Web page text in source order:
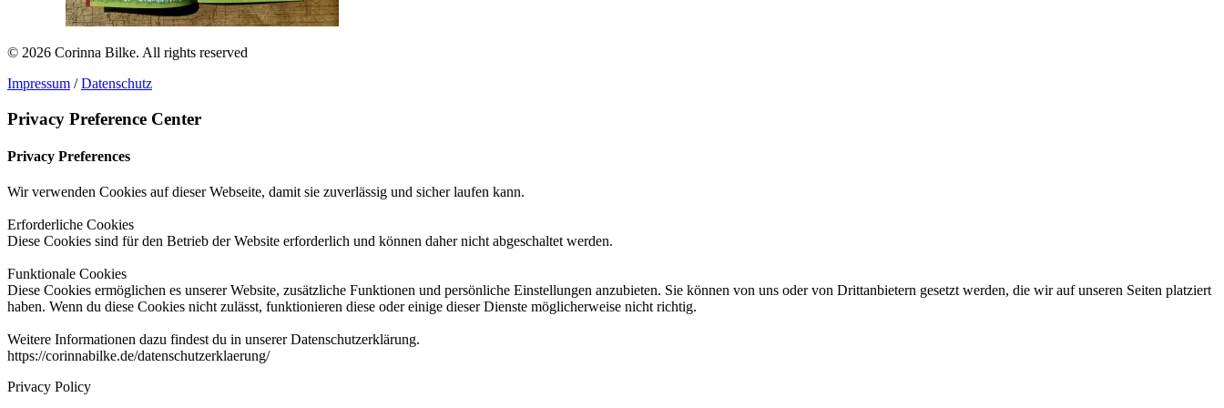
© 2026 Corinna Bilke. All rights reserved
Impressum /Datenschutz
Privacy Preference Center
Privacy Preferences
Wir verwenden Cookies auf dieser Webseite, damit sie zuverlässig und sicher laufen kann.
Erforderliche Cookies
Diese Cookies sind für den Betrieb der Website erforderlich und können daher nicht abgeschaltet werden.
Funktionale Cookies
Diese Cookies ermöglichen es unserer Website, zusätzliche Funktionen und persönliche Einstellungen anzubieten. Sie können von uns oder von Drittanbietern gesetzt werden, die wir auf unseren Seiten platziert
haben. Wenn du diese Cookies nicht zulässt, funktionieren diese oder einige dieser Dienste möglicherweise nicht richtig.
Weitere Informationen dazu findest du in unserer Datenschutzerklärung.
https://corinnabilke.de/datenschutzerklaerung/
Privacy Policy